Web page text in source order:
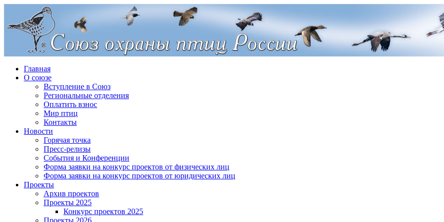
Главная
О союзе
Вступление в Союз
Региональные отделения
Оплатить взнос
Мир птиц
Контакты
Новости
Горячая точка
Пресс-релизы
События и Конференции
Форма заявки на конкурс проектов от физических лиц
Форма заявки на конкурс проектов от юридических лиц
Проекты
Архив проектов
Проекты 2025
Конкурс проектов 2025
Проекты 2026